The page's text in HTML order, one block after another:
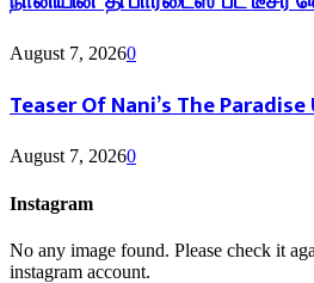
August 7, 20260
Teaser Of Nani’s The
August 7, 20260
Instagram
No any image found. Please check it
instagram account.